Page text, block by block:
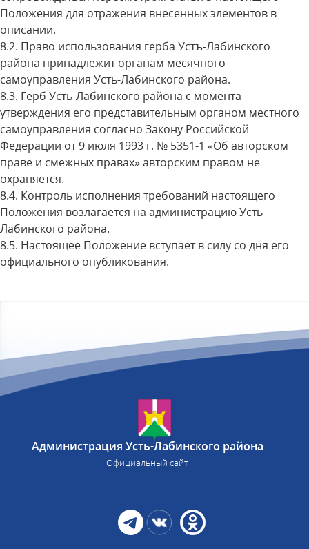
Положения для отражения внесенных элементов в
описании.
8.2. Право использования герба Устъ-Лабинского
района принадлежит органам месячного
самоуправления Усть-Лабинского района.
8.3. Герб Усть-Лабинского района с момента
утверждения его представительным органом местного
самоуправления согласно Закону Российской
Федерации от 9 июля 1993 г. № 5351-1 «Об авторском
праве и смежных правах» авторским правом не
охраняется.
8.4. Контроль исполнения требований настоящего
Положения возлагается на администрацию Усть-
Лабинского района.
8.5. Настоящее Положение вступает в силу со дня его
официального опубликования.
Администрация Усть-Лабинского района
Официальный сайт